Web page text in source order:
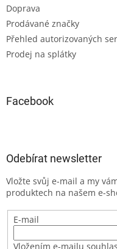
Doprava
Prodávané značky
Přehled autorizovaných
Prodej na splátky
Facebook
Odebírat newsletter
Vložte svůj e-mail a my
produktech na našem e-
E-mail
Vložením e-mailu